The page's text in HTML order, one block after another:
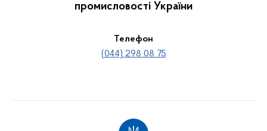
промисловості України
Телефон
(044) 298 08 75